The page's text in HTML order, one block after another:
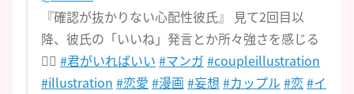
『確認が抜かりない心配性彼氏』 見て2回目以
降、彼氏の「いいね」発言とか所々強さを感じる
😵‍💫 #君がいればいい #マンガ #coupleillustration
#illustration #恋愛 #漫画 #妄想 #カップル #恋 #イ